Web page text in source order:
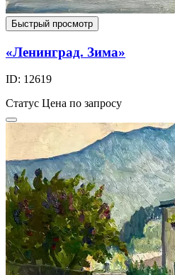
Быстрый просмотр
«Ленинград. Зима»
ID: 12619
Статус Цена по запросу